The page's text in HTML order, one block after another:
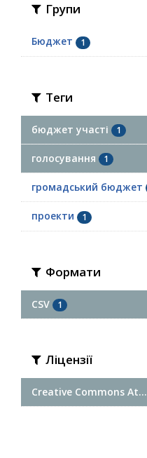
Групи
Бюджет 1
Теги
бюджет участі 1
голосування 1
громадський бюджет
проекти 1
Формати
CSV 1
Ліцензії
Creative Commons At...